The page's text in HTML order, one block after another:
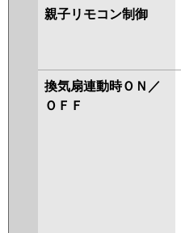
親子リモコン制御
換気扇連動時ＯＮ／
ＯＦＦ